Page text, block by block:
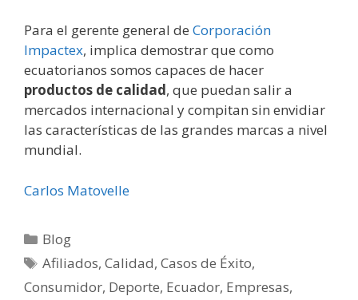
Para el gerente general de Corporación
Impactex, implica demostrar que como
ecuatorianos somos capaces de hacer
productos de calidad, que puedan salir a
mercados internacional y compitan sin envidiar
las características de las grandes marcas a nivel
mundial.
Carlos Matovelle
Blog
Afiliados,Calidad,Casos de Éxito,
Consumidor, Deporte, Ecuador, Empresas,